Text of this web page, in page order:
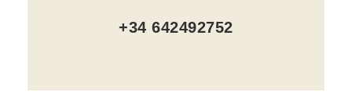
+34 642492752